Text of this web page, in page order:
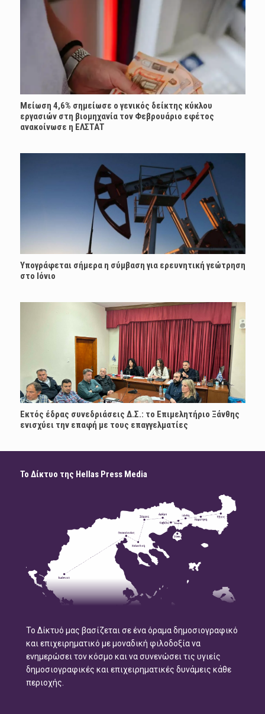
Μείωση 4,6% σημείωσε ο γενικός δείκτης κύκλου
εργασιών στη βιομηχανία τον Φεβρουάριο εφέτος
ανακοίνωσε η ΕΛΣΤΑΤ
Υπογράφεται σήμερα η σύμβαση για ερευνητική γεώτρηση
στο Ιόνιο
Εκτός έδρας συνεδριάσεις Δ.Σ.: το Επιμελητήριο Ξάνθης
ενισχύει την επαφή με τους επαγγελματίες
Το Δίκτυο της Hellas Press Media
Το Δίκτυό μας βασίζεται σε ένα όραμα δημοσιογραφικό
και επιχειρηματικό με μοναδική φιλοδοξία να
ενημερώσει τον κόσμο και να συνενώσει τις υγιείς
δημοσιογραφικές και επιχειρηματικές δυνάμεις κάθε
περιοχής.